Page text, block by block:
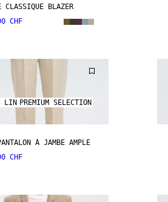
CLASSIQUE BLAZER
CHF
LIN PREMIUM SELECTION
À JAMBE AMPLE
CHF